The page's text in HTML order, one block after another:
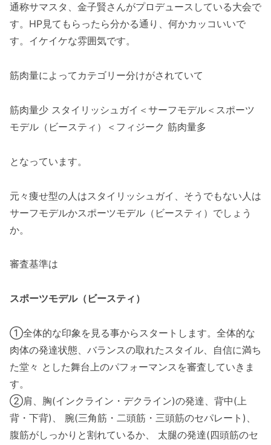
通称サマスタ、金子賢さんがプロデュースしている大会で
す。HP見てもらったら分かる通り、何かカッコいいで
す。イケイケな雰囲気です。
筋肉量によってカテゴリー分けがされていて
筋肉量少 スタイリッシュガイ＜サーフモデル＜スポーツ
モデル（ビースティ）＜フィジーク 筋肉量多
となっています。
元々痩せ型の人はスタイリッシュガイ、そうでもない人は
サーフモデルかスポーツモデル（ビースティ）でしょう
か。
審査基準は
スポーツモデル（ビースティ）
①全体的な印象を見る事からスタートします。全体的な
肉体の発達状態、バランスの取れたスタイル、自信に満ち
た堂々 とした舞台上のパフォーマンスを審査していきま
す。
②肩、胸(インクライン・デクライン)の発達、背中(上
背・下背)、 腕(三角筋・二頭筋・三頭筋のセパレート)、
腹筋がしっかりと割れているか、 太腿の発達(四頭筋のセ